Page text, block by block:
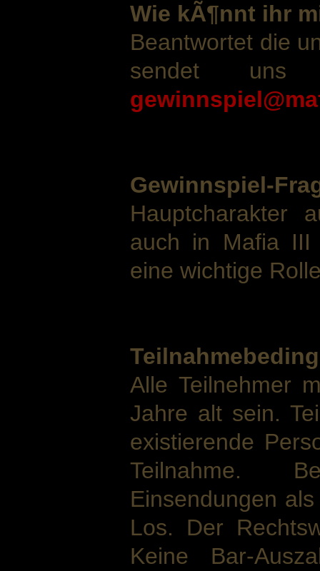
Wie kÃ¶nnt ihr
Beantwortet die
sendet
Gewinnspiel-
Hauptcharakter
auch in Mafia III
eine wichtige
Alle Teilnehmer
Jahre alt sein.
existierende
Teilnahme.
Einsendungen
Los. Der
Keine Bar-